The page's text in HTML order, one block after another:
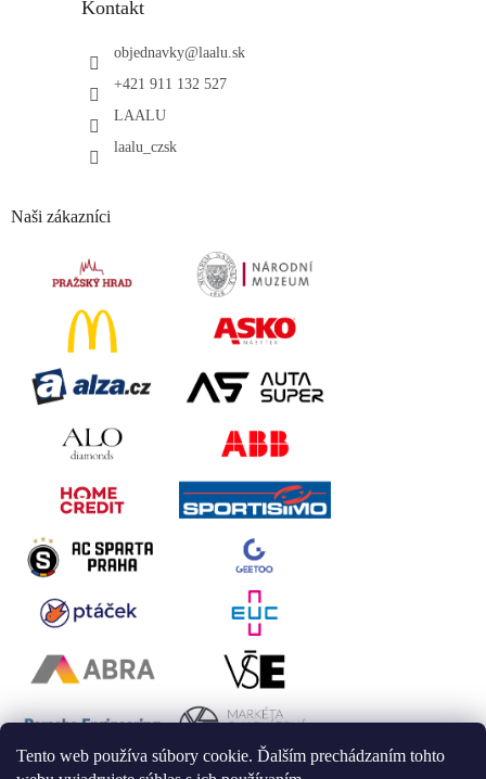
Tento web používa súbory cookie. Ďalším prechádzaním tohto
Kontakt
objednavky@laalu.sk
+421 911 132 527
LAALU
laalu_czsk
Naši zákazníci